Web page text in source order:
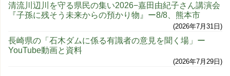
清流川辺川を守る県民の集い2026−嘉田由紀子さん講演会
『子孫に残そう未来からの預かり物』ー8/8、熊本市
2026年7月31日
長崎県の「石木ダムに係る有識者の意見を聞く場」ー
YouTube動画と資料
2026年7月29日